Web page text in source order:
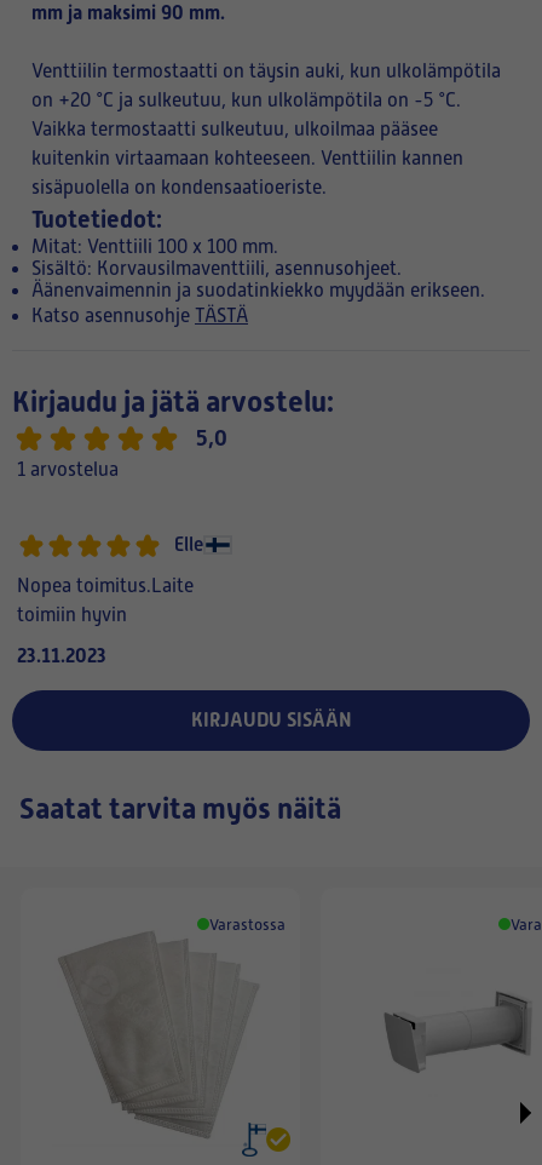
mm ja maksimi 90 mm.
Venttiilin termostaatti on täysin auki, kun ulkolämpötila
on +20 °C ja sulkeutuu, kun ulkolämpötila on -5 °C.
Vaikka termostaatti sulkeutuu, ulkoilmaa pääsee
kuitenkin virtaamaan kohteeseen. Venttiilin kannen
sisäpuolella on kondensaatioeriste.
Tuotetiedot:
Mitat: Venttiili 100 x 100 mm.
Sisältö: Korvausilmaventtiili, asennusohjeet.
Äänenvaimennin ja suodatinkiekko myydään erikseen.
Katso asennusohje TÄSTÄ
Kirjaudu ja jätä arvostelu:
5,0
1 arvostelua
Elle
Nopea toimitus.Laite
toimiin hyvin
23.11.2023
KIRJAUDU SISÄÄN
Saatat tarvita myös näitä
Varastossa